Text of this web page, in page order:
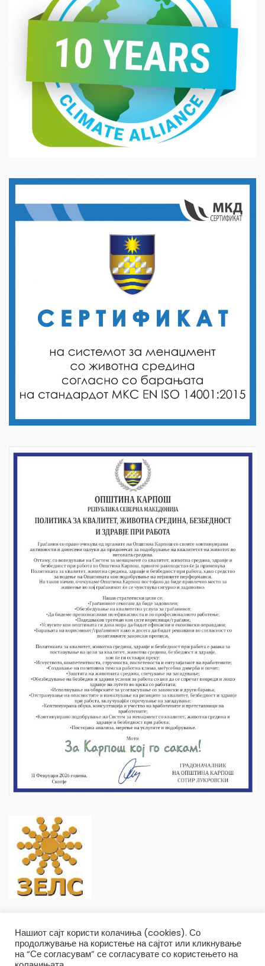
Нашиот сајт користи колачиња (cookies). Со
продолжување на користење на сајтот или кликнување
на “Се согласувам” се согласувате со користењето на